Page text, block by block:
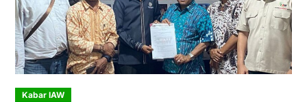
Kabar IAW